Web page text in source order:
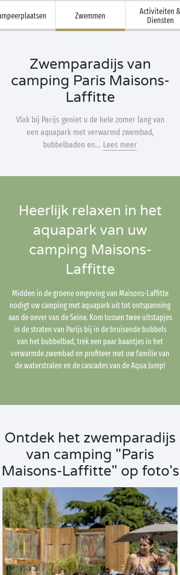
Zwemmen
Activiteiten &
Diensten
Zwemparadijs van
camping Paris Maisons-
Laffitte
Vlak bij Parijs geniet u de hele zomer lang van
een aquapark met verwarmd zwembad,
bubbelbaden en... Lees meer
Heerlijk relaxen in het
aquapark van uw
camping Maisons-
Laffitte
Midden in de groene omgeving van Maisons-Laffitte
nodigt uw camping met aquapark uit tot ontspanning
aan de oever van de Seine. Kom tussen twee uitstapjes
in de straten van Parijs bij in de bruisende bubbels
van het bubbelbad, trek een paar baantjes in het
verwarmde zwembad en profiteer met uw familie van
de waterstralen en de cascades van de Aqua Jump!
Ontdek het zwemparadijs
van camping "Paris
Maisons-Laffitte" op foto's